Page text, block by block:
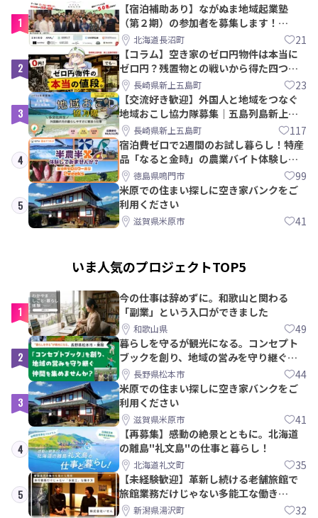
1
【宿泊補助あり】ながぬま地域起業塾
（第２期）の参加者を募集します！
【8/21〆】
北海道長沼町 21
2
【コラム】空き家のゼロ円物件は本当に
ゼロ円？残置物との戦いから得た四つの
教訓｜新上五島町
長崎県新上五島町 23
3
【交流好き歓迎】外国人と地域をつなぐ
地域おこし協力隊募集｜五島列島新上五
島町長崎県新上五島町 117
4
宿泊費ゼロで2週間のお試し暮らし！特産
品「なると金時」の農業バイト体験して
みませんか？
徳島県鳴門市 99
5
米原での住まい探しに空き家バンクをご
利用ください
滋賀県米原市 41
いま人気のプロジェクトTOP5
1
今の仕事は辞めずに。和歌山と関わる
「副業」という入口ができました
和歌山県 49
2
暮らしを守るが観光になる。コンセプト
ブックを創り、地域の営みを守り継ぐ仲
間を集めませんか？
長野県松本市 44
3
米原での住まい探しに空き家バンクをご
利用ください
滋賀県米原市 41
4
【再募集】感動の絶景とともに。北海道
の離島"礼文島"の仕事と暮らし！
北海道礼文町 35
5
【未経験歓迎】革新し続ける老舗旅館で
旅館業務だけじゃない多能工な働き
方。 株式会社いせん
新潟県湯沢町 32